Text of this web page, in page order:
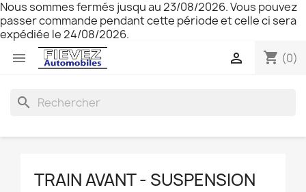
Nous sommes fermés jusqu au 23/08/2026. Vous pouvez
passer commande pendant cette période et celle ci sera
expédiée le 24/08/2026.
 shopping_cart (0)

search
TRAIN AVANT - SUSPENSION